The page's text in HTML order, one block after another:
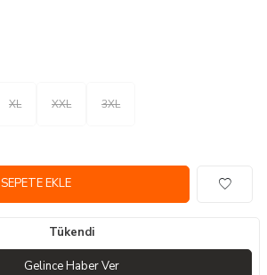
XL XXL 3XL
SEPETE EKLE
Tükendi
Gelince Haber Ver